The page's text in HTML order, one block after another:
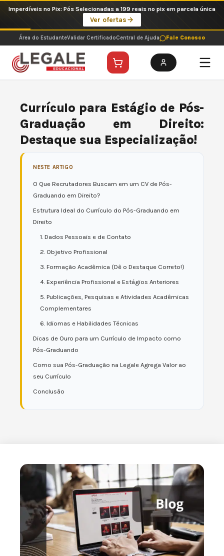
o
conteúdo
Imperdíveis no Pix: Pós Selecionadas a 199 reais no pix em parcela única
Ver ofertas
Área do EstudanteValidar CertificadoCentral de Ajuda Fale Conosco
Currículo para Estágio de Pós-
Graduação em Direito:
Destaque sua Especialização!
NESTE ARTIGO
O Que Recrutadores Buscam em um CV de Pós-
Graduando em Direito?
Estrutura Ideal do Currículo do Pós-Graduando em
Direito
1. Dados Pessoais e de Contato
2. Objetivo Profissional
3. Formação Acadêmica (Dê o Destaque Correto!)
4. Experiência Profissional e Estágios Anteriores
5. Publicações, Pesquisas e Atividades Acadêmicas
Complementares
6. Idiomas e Habilidades Técnicas
Dicas de Ouro para um Currículo de Impacto como
Pós-Graduando
Como sua Pós-Graduação na Legale Agrega Valor ao
seu Currículo
Conclusão